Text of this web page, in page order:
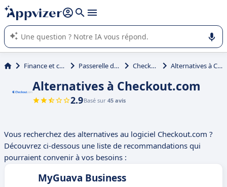
répondre (plusieurs lignes avec
L'IA de Appvizer vous guide dans l'utilisation ou la sélection de
logiciel SaaS en entreprise.
Finance et comptabilité Passerelle de paiement Checkout.com Alternatives à Checkout.com
Alternatives à Checkout.com
2.9Basé sur 45 avis
Vous recherchez des alternatives au logiciel Checkout.com ?
Découvrez ci-dessous une liste de recommandations qui
pourraient convenir à vos besoins :
MyGuava Business